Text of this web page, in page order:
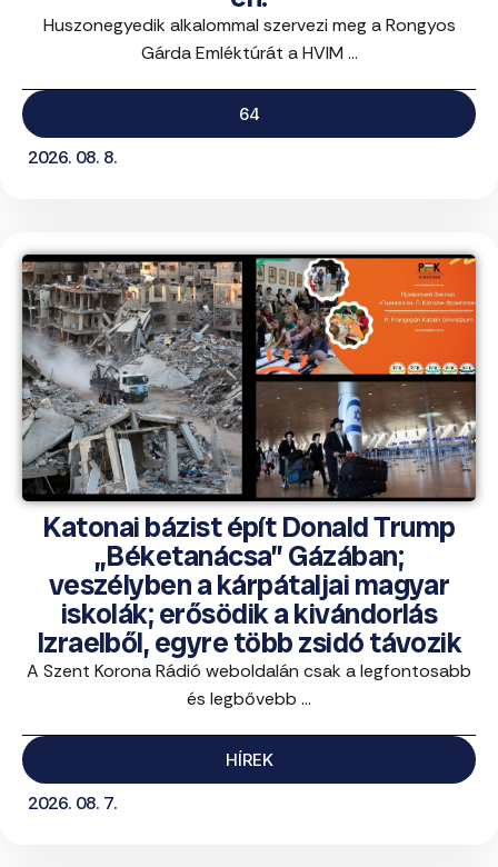
Huszonegyedik alkalommal szervezi meg a Rongyos
Gárda Emléktúrát a HVIM ...
64
2026. 08. 8.
Katonai bázist épít Donald Trump
„Béketanácsa” Gázában;
veszélyben a kárpátaljai magyar
iskolák; erősödik a kivándorlás
Izraelből, egyre több zsidó távozik
A Szent Korona Rádió weboldalán csak a legfontosabb
és legbővebb ...
HÍREK
2026. 08. 7.